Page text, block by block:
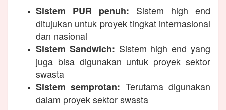
Sistem PUR penuh: Sistem high end
ditujukan untuk proyek tingkat internasional
dan nasional
Sistem Sandwich: Sistem high end yang
juga bisa digunakan untuk proyek sektor
swasta
Sistem semprotan: Terutama digunakan
dalam proyek sektor swasta